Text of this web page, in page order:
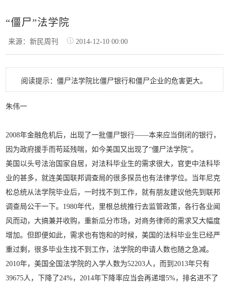
“僵尸”法学院
来源：新民周刊 2014-12-10 00:00
阅读提示：僵尸法学院比僵尸银行和僵尸企业的危害更大。
朱伟一
2008年金融危机后，出现了一批僵尸银行——本来应当倒闭的银行，
因为政府援手而苟延残喘，如今美国又出现了“僵尸法学院”。
美国以头号法治国家自居，对法科毕业生的需求很大，官吏中法科毕
业的甚多，就连美国联邦调查局的很多探员也有法律学位。当年尼克
松总统从法学院毕业后，一时找不到工作，就有朋友建议他先到联邦
调查局公干一下。1980年代，里根总统推行去监管政策，各行各业闻
风而动，大搞兼并收购，重新瓜分市场，对商务律师的需求又大幅度
增加。但即便如此，需求也有饱和的时候，美国的法科毕业生已经严
重过剩，很多毕业生找不到工作，法学院的申请人数也随之急减。
2010年，美国全国法学院的入学人数为52203人，而到2013年只有
39675人，下降了24%，2014年下降率应当会再递增5%，排名进不了